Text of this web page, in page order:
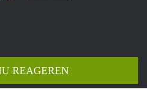
REAGEREN